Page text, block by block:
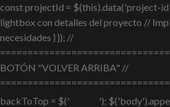
const projectId = $(this).data('project-
lightbox con detalles del proyecto //
necesidades } }); //
BOTÓN "VOLVER ARRIBA" //
backToTop = $('
');